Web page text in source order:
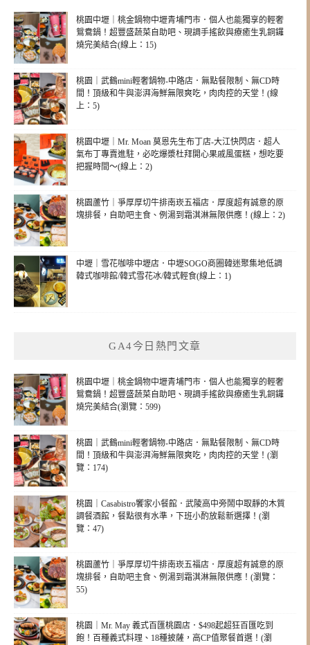
桃園中壢｜桃金鍋物中壢青埔門市．個人也能獨享的輕奢
鴛鴦鍋！超豐盛蔬菜自助吧、現調手搖飲與療癒生乳銅鑼
燒完美結合(線上：15)
桃園｜武鶴mini輕奢鍋物-中路店．無點餐限制、無CD時
間！頂級和牛與澎湃海鮮無限爽吃，肉肉控的天堂！(線
上：5)
桃園中壢｜Mr. Moan 莫恩先生布丁店-大江快閃店．超人
氣布丁專賣進駐，必吃爆漿杜拜開心果戚風蛋糕，想吃要
把握時間～(線上：2)
桃園蘆竹｜爭厚厚切牛排南崁五福店．厚度超有誠意的原
塊排餐，自助吧主食、例湯到霜淇淋無限供應！(線上：2)
中壢｜雪花咖啡中壢店．中壢SOGO商圈韓迷聚集地低調
韓式咖啡館/韓式雪花冰/韓式輕食(線上：1)
GA4今日熱門文章
桃園中壢｜桃金鍋物中壢青埔門市．個人也能獨享的輕奢
鴛鴦鍋！超豐盛蔬菜自助吧、現調手搖飲與療癒生乳銅鑼
燒完美結合(瀏覽：599)
桃園｜武鶴mini輕奢鍋物-中路店．無點餐限制、無CD時
間！頂級和牛與澎湃海鮮無限爽吃，肉肉控的天堂！(瀏
覽：174)
桃園｜Casabistro饗家小餐館．武陵高中旁鬧中取靜的木質
調餐酒館，餐點很有水準，下班小酌放鬆新選擇！(瀏
覽：47)
桃園蘆竹｜爭厚厚切牛排南崁五福店．厚度超有誠意的原
塊排餐，自助吧主食、例湯到霜淇淋無限供應！(瀏覽：
55)
桃園｜Mr. May 義式百匯桃園店．$498起超狂百匯吃到
飽！百種義式料理、18種披薩，高CP值聚餐首選！(瀏